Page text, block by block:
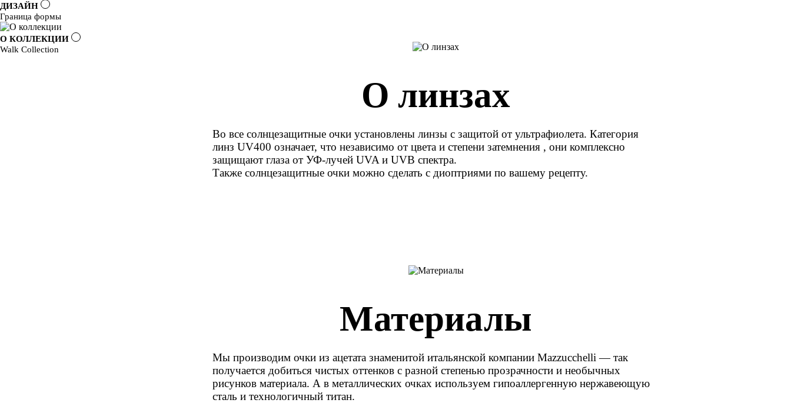
ДИЗАЙН
Граница формы
О КОЛЛЕКЦИИ
Walk Collection
О линзах
Во все солнцезащитные очки установлены линзы c защитой от ультрафиолета. Категория
линз UV400 означает, что независимо от цвета и степени затемнения , они комплексно
защищают глаза от УФ-лучей UVA и UVB спектра.
Также солнцезащитные очки можно сделать с диоптриями по вашему рецепту.
Материалы
Мы производим очки из ацетата знаменитой итальянской компании Mazzucchelli — так
получается добиться чистых оттенков с разной степенью прозрачности и необычных
рисунков материала. А в металлических очках используем гипоаллергенную нержавеющую
сталь и технологичный титан.